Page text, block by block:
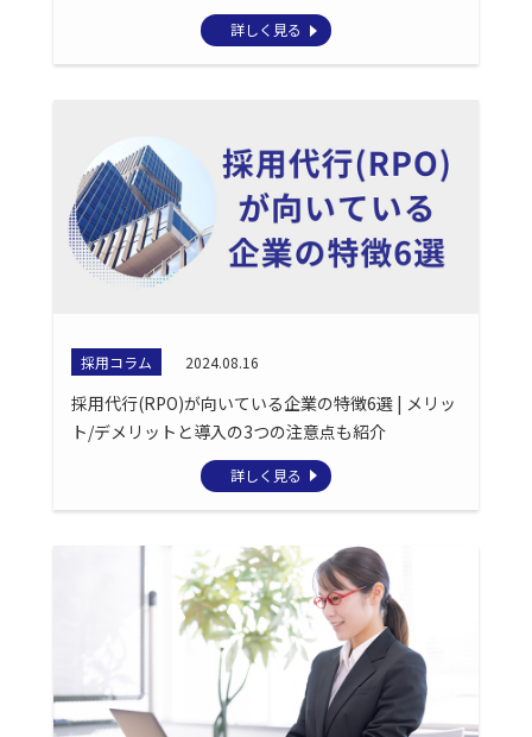
詳しく見る
採用コラム 2024.08.16
採用代行(RPO)が向いている企業の特徴6選 | メリッ
ト/デメリットと導入の3つの注意点も紹介
詳しく見る